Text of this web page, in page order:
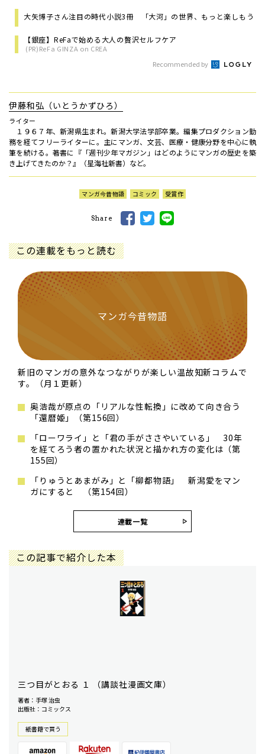
大矢博子さん注目の時代小説3冊 「大河」の世界、もっと楽しもう
【銀座】ReFaで始める大人の贅沢セルフケア
(PR)ReFa GINZA on CREA
Recommended by
伊藤和弘（いとうかずひろ）
ライター
１９６７年、新潟県生まれ。新潟大学法学部卒業。編集プロダクション勤
務を経てフリーライターに。主にマンガ、文芸、医療・健康分野を中心に執
筆を続ける。著書に『「週刊少年マガジン」はどのようにマンガの歴史を築
き上げてきたのか？』（星海社新書）など。
マンガ今昔物語 コミック 受賞作
Share
この連載をもっと読む
マンガ今昔物語
新旧のマンガの意外なつながりが楽しい温故知新コラムで
す。（月１更新）
奥浩哉が原点の「リアルな性転換」に改めて向き合う
「還暦姫」（第156回）
「ローワライ」と「君の手がささやいている」 30年
を経てろう者の置かれた状況と描かれ方の変化は（第
155回）
「りゅうとあまがみ」と「柳都物語」 新潟愛をマン
ガにすると （第154回）
連載一覧
この記事で紹介した本
三つ目がとおる １ （講談社漫画文庫）
著者：手塚 治虫
出版社：コミックス
紙書籍で買う